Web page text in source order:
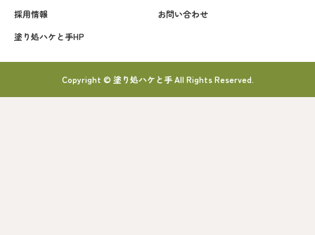
採用情報
お問い合わせ
塗り処ハケと手HP
Copyright © 塗り処ハケと手 All Rights Reserved.